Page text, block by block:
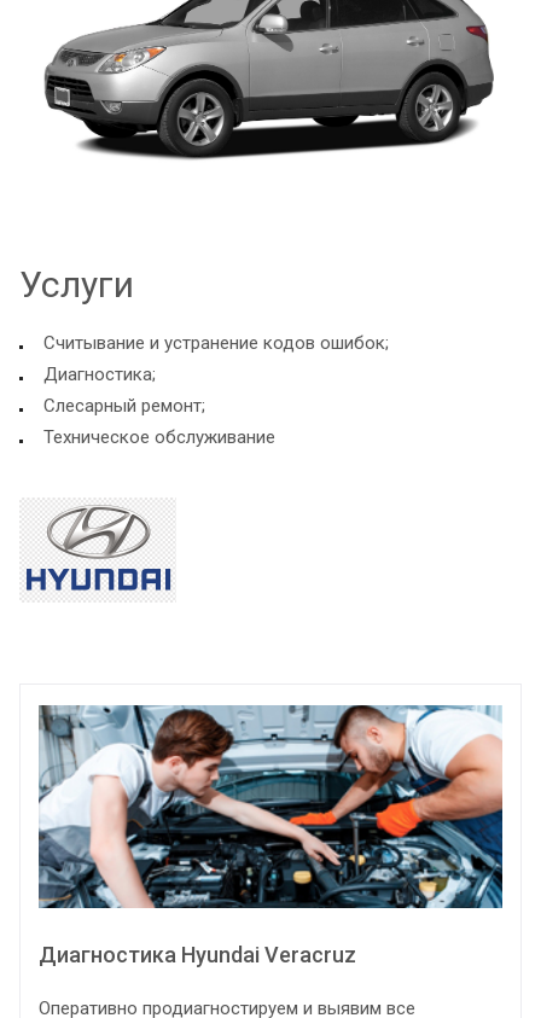
Услуги
Считывание и устранение кодов ошибок;
Диагностика;
Слесарный ремонт;
Техническое обслуживание
Диагностика Hyundai Veracruz
Оперативно продиагностируем и выявим все